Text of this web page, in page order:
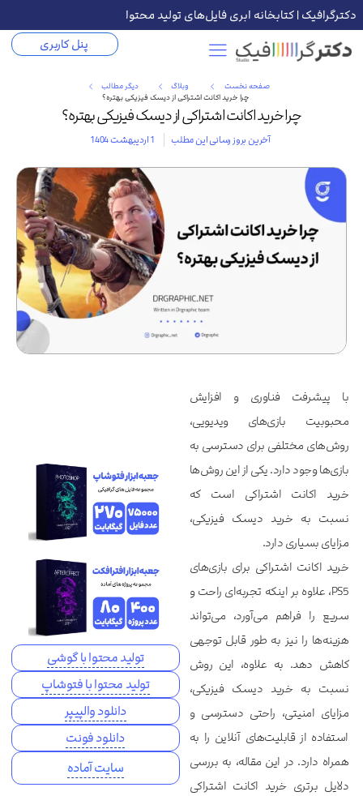
دکترگرافیک | کتابخانه ابری فایل‌های تولید محتوا
پنل کاربری
صفحه نخست وبلاگ
دیگر مطالب
چرا خرید اکانت اشتراکی از دیسک فیزیکی بهتره؟
چرا خرید اکانت اشتراکی از دیسک فیزیکی بهتره؟
آخرین بروز رسانی این مطلب 1 اردیبهشت 1404
با پیشرفت فناوری و افزایش
محبوبیت بازی‌های ویدیویی،
روش‌های مختلفی برای دسترسی به
بازی‌ها وجود دارد. یکی از این روش‌ها
خرید اکانت اشتراکی است که
نسبت به خرید دیسک فیزیکی،
مزایای بسیاری دارد.
خرید اکانت اشتراکی برای بازی‌های
PS5، علاوه بر اینکه تجربه‌ای راحت و
سریع را فراهم می‌آورد، می‌تواند
هزینه‌ها را نیز به طور قابل توجهی
کاهش دهد. به علاوه، این روش
نسبت به خرید دیسک فیزیکی،
مزایای امنیتی، راحتی دسترسی و
استفاده از قابلیت‌های آنلاین را به
همراه دارد. در این مقاله، به بررسی
دلایل برتری خرید اکانت اشتراکی
تولید محتوا با گوشی
تولید محتوا با فتوشاپ
دانلود والپیپر
دانلود فونت
سایت آماده